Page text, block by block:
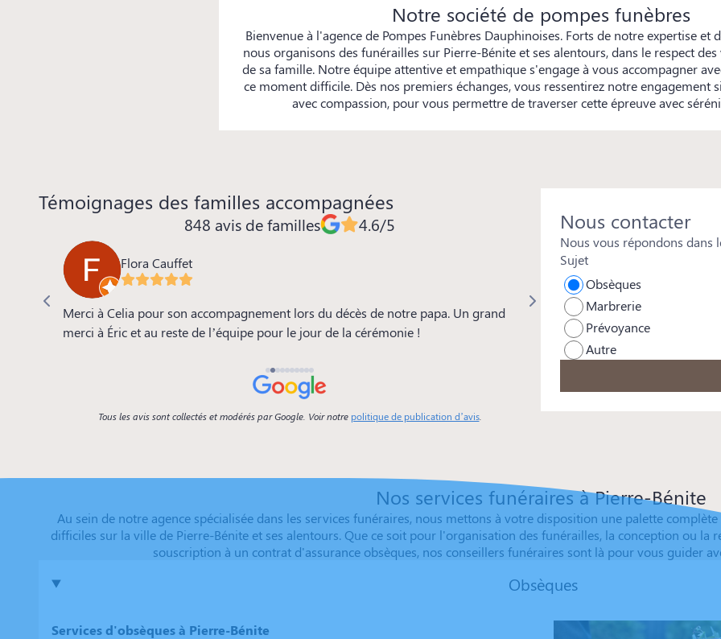
Notre société de pompes funèbres
Bienvenue à l'agence de Pompes Funèbres Dauphinoises. Forts de notre expertise et
nous organisons des funérailles sur Pierre-Bénite et ses alentours, dans le respect
de sa famille. Notre équipe attentive et empathique s'engage à vous accompagner
ce moment difficile. Dès nos premiers échanges, vous ressentirez notre engagement
avec compassion, pour vous permettre de traverser cette épreuve avec
Témoignages des familles accompagnées
848 avis de familles 4.6/5
Flora Cauffet
Merci à Celia pour son accompagnement lors du décès de notre papa. Un grand
merci à Éric et au reste de l’équipe pour le jour de la cérémonie !
Isabelle REYMOND
Merci à toute l'équipe pour votre
beaucoup à Mickaël pour les
particulière aussi à Frédéric
remarquée par tous et pour sa
professionnalisme.
Tous les avis sont collectés et modérés par Google. Voir notre politique de publication d’avis.
Nous contacter
Nous vous répondons dans
Sujet
Obsèques
Marbrerie
Prévoyance
Autre
Nos services funéraires à Pierre-Bénite
Au sein de notre agence spécialisée dans les services funéraires, nous mettons à votre disposition une palette
difficiles sur la ville de Pierre-Bénite et ses alentours. Que ce soit pour l'organisation des funérailles, la conception ou
souscription à un contrat d'assurance obsèques, nos conseillers funéraires sont là pour vous guider
Obsèques
Services d'obsèques à Pierre-Bénite